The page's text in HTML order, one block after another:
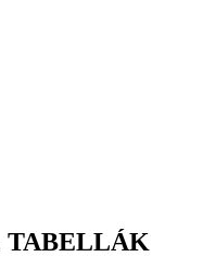
TABELLÁK